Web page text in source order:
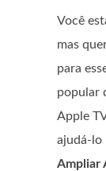
Você
mas
para
popular
Apple
ajudá-lo
Ampliar